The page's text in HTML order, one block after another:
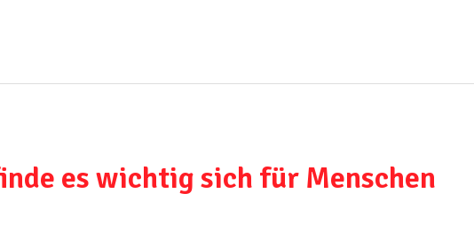
es wichtig sich für Menschen